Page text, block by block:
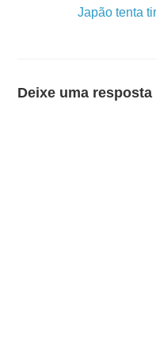
Japão tenta
Deixe uma resposta